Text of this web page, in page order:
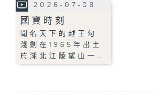
2026-07-08
國寶時刻
聞名天下的越王勾
踐劍在1965年出土
於湖北江陵望山一…